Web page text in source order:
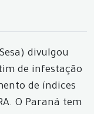
divulgou
de infestação
de índices
O Paraná tem